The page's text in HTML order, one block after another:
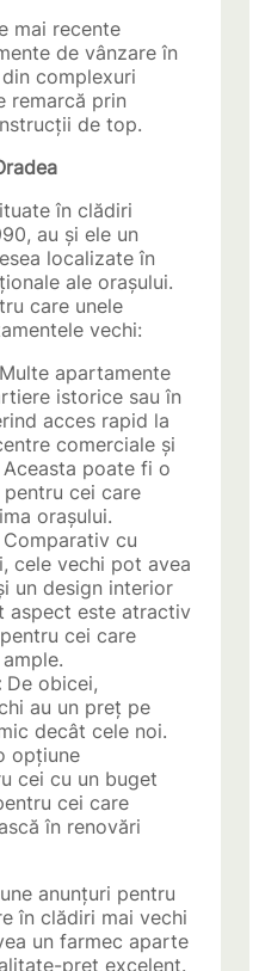
mai recente
de vânzare în
complexuri
remarcă prin
de top.
în clădiri
au și ele un
localizate în
ale orașului.
care unele
vechi:
Multe apartamente
istorice sau în
acces rapid la
comerciale și
poate fi o
cei care
orașului.
Comparativ cu
cele vechi pot avea
un design interior
aspect este atractiv
cei care
De obicei,
au un preț pe
decât cele noi.
opțiune
cei cu un buget
cei care
în renovări
anunțuri pentru
în clădiri mai vechi
un farmec aparte
preț excelent.